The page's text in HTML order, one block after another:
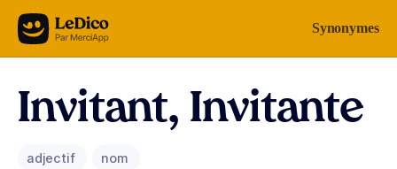
Aller au contenu Synonymes
Invitant, Invitante
adjectif nom